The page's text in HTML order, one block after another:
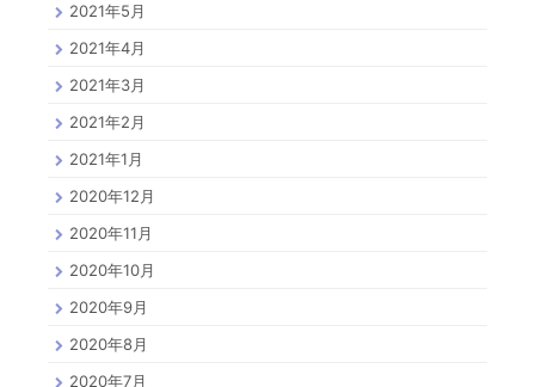
2021年5月
2021年4月
2021年3月
2021年2月
2021年1月
2020年12月
2020年11月
2020年10月
2020年9月
2020年8月
2020年7月